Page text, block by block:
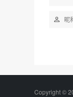
Copyright ©